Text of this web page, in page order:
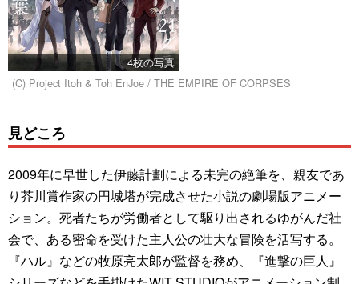
4枚の写真
(C) Project Itoh & Toh EnJoe / THE EMPIRE OF CORPSES
見どころ
2009年に早世した伊藤計劃による未完の絶筆を、親友であ
り芥川賞作家の円城塔が完成させた小説の劇場版アニメー
ション。死者たちが労働者として駆り出されるゆがんだ社
会で、ある密命を受けた主人公の壮大な冒険を活写する。
『ハル』などの牧原亮太郎が監督を務め、『進撃の巨人』